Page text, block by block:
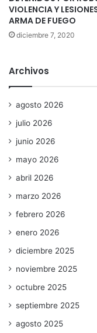
VIOLENCIA Y
ARMA DE FUEGO
diciembre 7, 2020
Archivos
agosto 2026
julio 2026
junio 2026
mayo 2026
abril 2026
marzo 2026
febrero 2026
enero 2026
diciembre 2025
noviembre 2025
octubre 2025
septiembre 2025
agosto 2025